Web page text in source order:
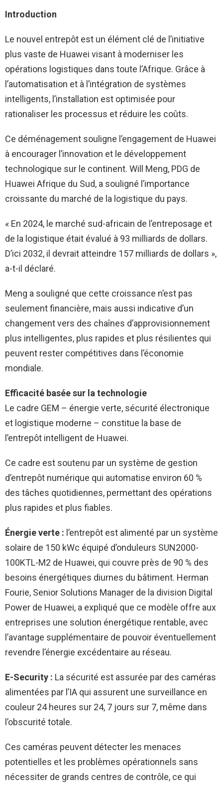
Introduction
Le nouvel entrepôt est un élément clé de l’initiative
plus vaste de Huawei visant à moderniser les
opérations logistiques dans toute l’Afrique. Grâce à
l’automatisation et à l’intégration de systèmes
intelligents, l’installation est optimisée pour
rationaliser les processus et réduire les coûts.
Ce déménagement souligne l’engagement de Huawei
à encourager l’innovation et le développement
technologique sur le continent. Will Meng, PDG de
Huawei Afrique du Sud, a souligné l’importance
croissante du marché de la logistique du pays.
« En 2024, le marché sud-africain de l’entreposage et
de la logistique était évalué à 93 milliards de dollars.
D’ici 2032, il devrait atteindre 157 milliards de dollars »,
a-t-il déclaré.
Meng a souligné que cette croissance n’est pas
seulement financière, mais aussi indicative d’un
changement vers des chaînes d’approvisionnement
plus intelligentes, plus rapides et plus résilientes qui
peuvent rester compétitives dans l’économie
mondiale.
Efficacité basée sur la technologie
Le cadre GEM – énergie verte, sécurité électronique
et logistique moderne – constitue la base de
l’entrepôt intelligent de Huawei.
Ce cadre est soutenu par un système de gestion
d’entrepôt numérique qui automatise environ 60 %
des tâches quotidiennes, permettant des opérations
plus rapides et plus fiables.
Énergie verte : l’entrepôt est alimenté par un système
solaire de 150 kWc équipé d’onduleurs SUN2000-
100KTL-M2 de Huawei, qui couvre près de 90 % des
besoins énergétiques diurnes du bâtiment. Herman
Fourie, Senior Solutions Manager de la division Digital
Power de Huawei, a expliqué que ce modèle offre aux
entreprises une solution énergétique rentable, avec
l’avantage supplémentaire de pouvoir éventuellement
revendre l’énergie excédentaire au réseau.
E-Security : La sécurité est assurée par des caméras
alimentées par l’IA qui assurent une surveillance en
couleur 24 heures sur 24, 7 jours sur 7, même dans
l’obscurité totale.
Ces caméras peuvent détecter les menaces
potentielles et les problèmes opérationnels sans
nécessiter de grands centres de contrôle, ce qui